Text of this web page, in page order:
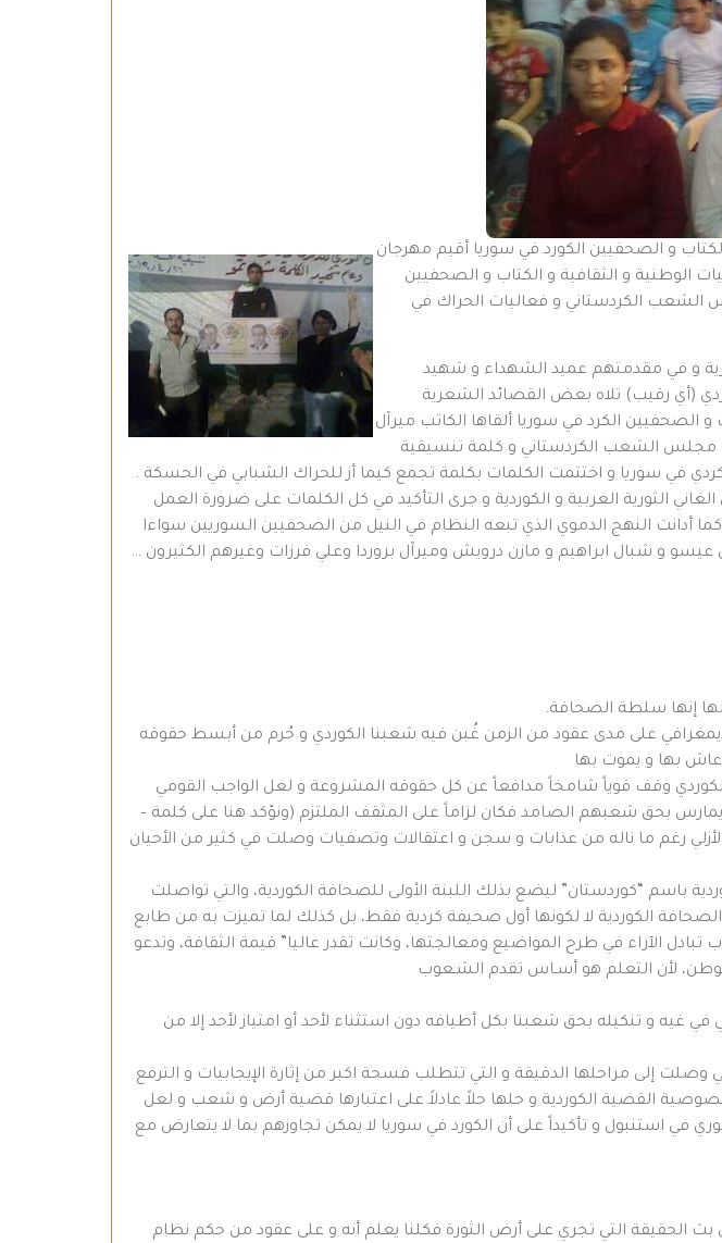
و الصحفيين الكورد في سوريا أقيم مهرجان
الوطنية و الثقافية و الكتاب و الصحفيين
الشعب الكردستاني و فعاليات الحراك في
و في مقدمتهم عميد الشهداء و شهيد
(أي رقيب) تلاه بعض القصائد الشعرية
الصحفيين الكرد في سوريا ألقاها الكاتب ميرآل
و مجلس الشعب الكردستاني و كلمة تنسيقية
في سوريا و اختتمت الكلمات بكلمة تجمع كيما أز للحراك الشبابي في الحسكة .
الثورية العربية و الكوردية و جرى التأكيد في كل الكلمات على ضرورة العمل
أدانت النهج الدموي الذي تبعه النظام في النيل من الصحفيين السوريين سواءا
و شبال ابراهيم و مازن درويش وميرآل بروردا وعلي فرزات وغيرهم الكثيرون …
لها إنها سلطة الصحافة.
على مدى عقود من الزمن غُبن فيه شعبنا الكوردي و حُرم من أبسط حقوقه
بها و يموت بها
وقف قوياً شامخاً مدافعاً عن كل حقوقه المشروعة و لعل الواجب القومي
بحق شعبهم الصامد فكان لزاماً على المثقف الملتزم (ونؤكد هنا على كلمة –
رغم ما ناله من عذابات و سجن و اعتقالات وتصفيات وصلت في كثير من الأحيان
كوردية باسم “كوردستان” ليضع بذلك اللبنة الأولى للصحافة الكوردية، والتي تواصلت
الصحافة الكوردية لا لكونها أول صحيفة كردية فقط، بل كذلك لما تميزت به من طابع
الآراء في طرح المواضيع ومعالجتها، وكانت تقدر عاليا” قيمة الثقافة، وتدعو
لأن التعلم هو أسـاس تقدم الشـعوب
غيه و تنكيله بحق شعبنا بكل أطيافه دون استثناء لأحد أو امتياز لأحد إلا من
وصلت إلى مراحلها الدقيقة و التي تتطلب فسحة اكبر من إثارة الإيجابيات و الترفع
القضية الكوردية و حلها حلاً عادلاً على اعتبارها قضية أرض و شعب و لعل
في استنبول و تأكيداً على أن الكورد في سوريا لا يمكن تجاوزهم بما لا يتعارض مع
في بث الحقيقة التي تجري على أرض الثورة فكلنا يعلم أنه و على عقود من حكم نظام